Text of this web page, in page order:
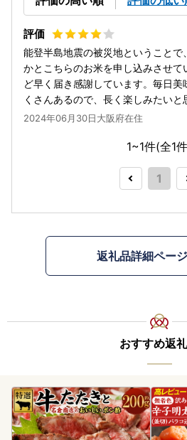
能登半島地震の被災地ということ
かとこちらのお米を申し込みさせて
ど早く届き感謝しています。毎日
くさんあるので、長く楽しみたいと
2024年06月30日大阪府在住
1~1件(全1
1
返礼品詳細ペー
おすすめ返